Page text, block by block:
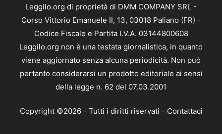
Leggilo.org di proprietà di DMM COMPANY SRL -
Corso Vittorio Emanuele II, 13, 03018 Paliano (FR) -
Codice Fiscale e Partita I.V.A. 03144800608
Leggilo.org non è una testata giornalistica, in quanto
viene aggiornato senza alcuna periodicità. Non può
pertanto considerarsi un prodotto editoriale ai sensi
della legge n. 62 del 07.03.2001
Copyright ©2026 - Tutti i diritti riservati - Contattaci